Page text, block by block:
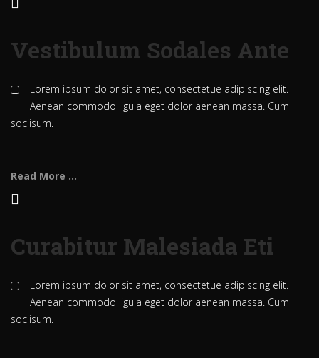
Vestibulum Sodales Ante
Lorem ipsum dolor sit amet, consectetue adipiscing elit.
Aenean commodo ligula eget dolor aenean massa. Cum
sociisum.
Read More ...
Curabitur Malesiada Eti
Lorem ipsum dolor sit amet, consectetue adipiscing elit.
Aenean commodo ligula eget dolor aenean massa. Cum
sociisum.